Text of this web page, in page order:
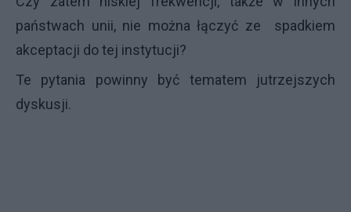
państwach unii, nie można łączyć ze spadkiem
akceptacji do tej instytucji?
Te pytania powinny być tematem jutrzejszych
dyskusji.